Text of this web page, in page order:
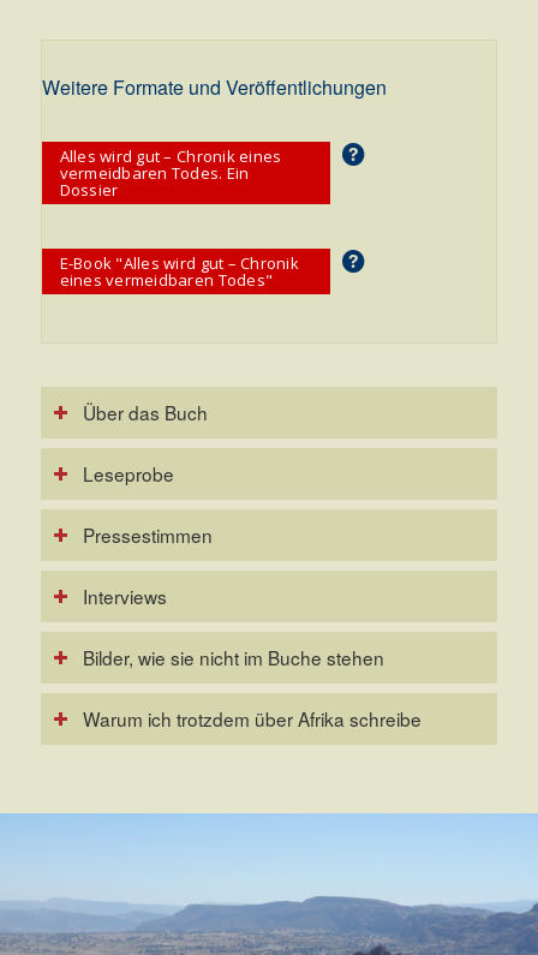
Weitere Formate und Veröffentlichungen
Alles wird gut – Chronik eines
vermeidbaren Todes. Ein
Dossier
E-Book "Alles wird gut – Chronik
eines vermeidbaren Todes"
Über das Buch
Leseprobe
Pressestimmen
Interviews
Bilder, wie sie nicht im Buche stehen
Warum ich trotzdem über Afrika schreibe